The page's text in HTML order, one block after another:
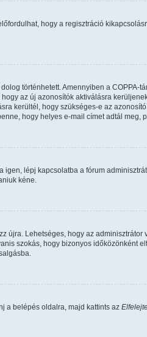
hogy a regisztráció
történhetett. Amennyiben a COPPA-
az új azonosítók aktiválásra
kerültél, hogy szükséges-e az
hogy helyes e-mail címet adtál meg,
lépj kapcsolatba a fórum
kéne.
Lehetséges, hogy az
szokás, hogy bizonyos időközönként
a belépés oldalra, majd kattints az